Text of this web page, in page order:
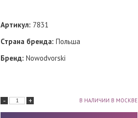
Артикул: 7831
Страна бренда: Польша
Бренд: Nowodvorski
В НАЛИЧИИ В МОСКВЕ
- +